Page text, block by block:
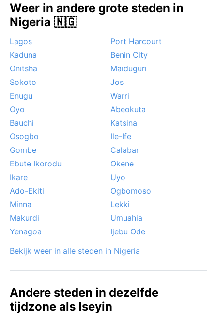
Weer in andere grote steden in
Nigeria 🇳🇬
Lagos
Port Harcourt
Kaduna
Benin City
Onitsha
Maiduguri
Sokoto
Jos
Enugu
Warri
Oyo
Abeokuta
Bauchi
Katsina
Osogbo
Ile-Ife
Gombe
Calabar
Ebute Ikorodu
Okene
Ikare
Uyo
Ado-Ekiti
Ogbomoso
Minna
Lekki
Makurdi
Umuahia
Yenagoa
Ijebu Ode
Bekijk weer in alle steden in Nigeria
Andere steden in dezelfde
tijdzone als Iseyin